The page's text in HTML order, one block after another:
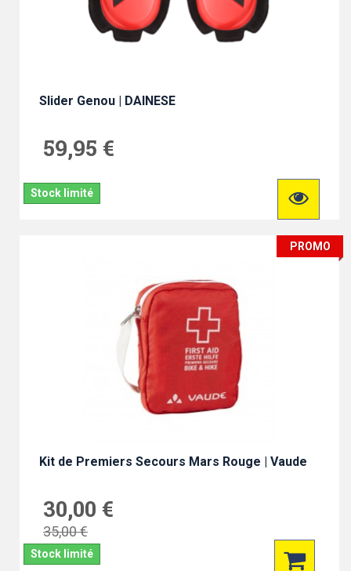
Slider Genou | DAINESE
59,95 €
Stock limité
PROMO
Kit de Premiers Secours Mars Rouge | Vaude
30,00 €
35,00 €
Stock limité